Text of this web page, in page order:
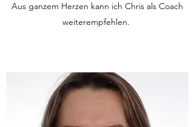
Aus ganzem Herzen kann ich Chris als Coach
weiterempfehlen.